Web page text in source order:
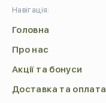
Навігація:
Головна
Про нас
Акції та бонуси
Доставка та оплата